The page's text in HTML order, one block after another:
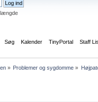
Søg Kalender TinyPortal Staff
» Problemer og sygdomme »